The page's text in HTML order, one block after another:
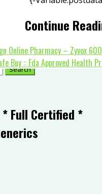
* Full Certified *
Continue
Online Pharmacy – Zyvox
Buy :: Fda Approved Health